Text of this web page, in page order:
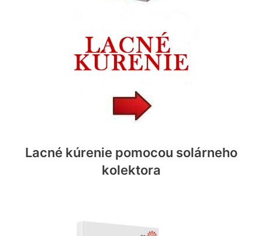
Lacné kúrenie pomocou solárneho
kolektora